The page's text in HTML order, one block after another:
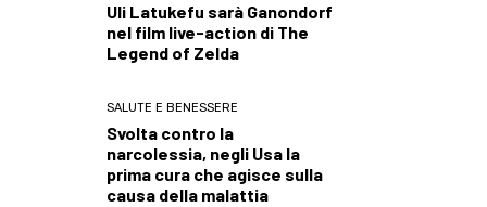
Uli Latukefu sarà Ganondorf
nel film live-action di The
Legend of Zelda
SALUTE E BENESSERE
Svolta contro la
narcolessia, negli Usa la
prima cura che agisce sulla
causa della malattia